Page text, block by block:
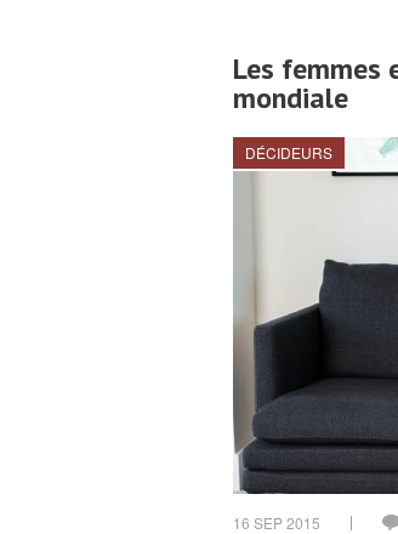
Les
mondiale
DÉCIDEURS
16 SEP 2015